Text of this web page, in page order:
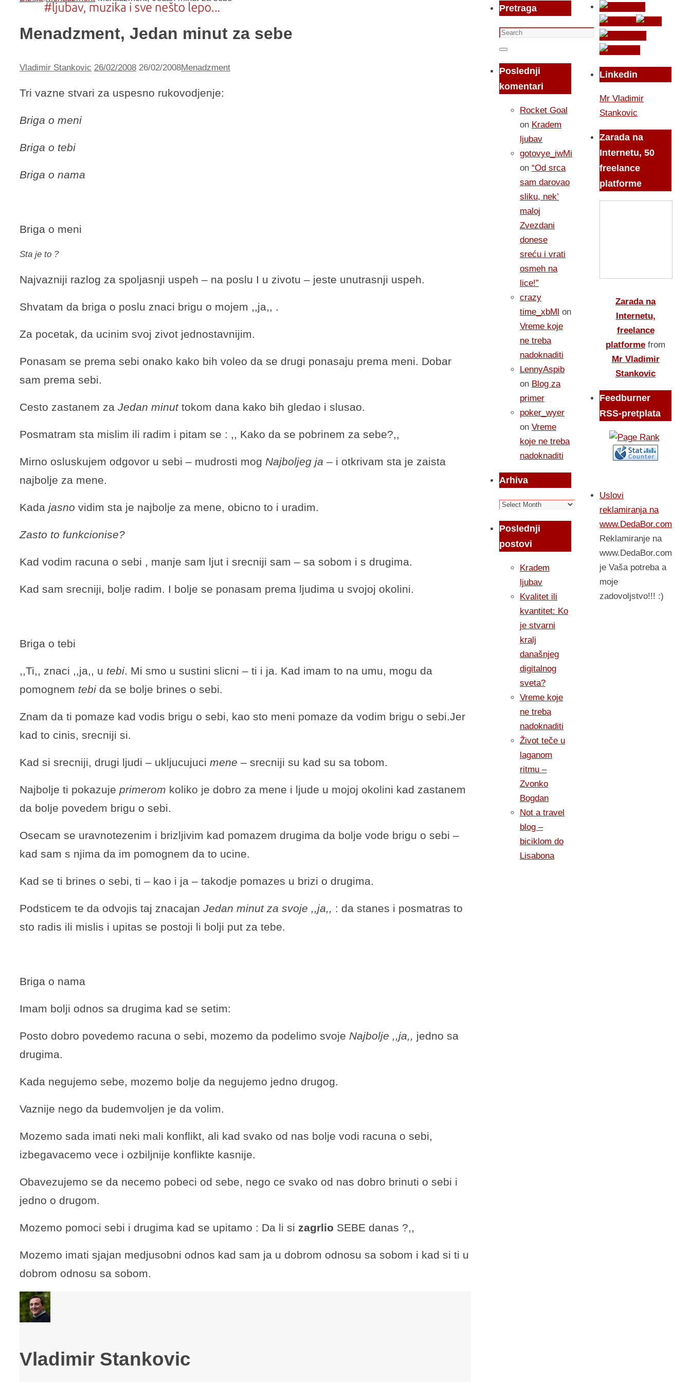
Menadzment, Jedan minut za sebe
Vladimir Stankovic 26/02/2008 26/02/2008Menadzment
Tri vazne stvari za uspesno rukovodjenje:
Briga o meni
Briga o tebi
Briga o nama
Briga o meni
Sta je to ?
Najvazniji razlog za spoljasnji uspeh – na poslu I u zivotu – jeste unutrasnji uspeh.
Shvatam da briga o poslu znaci brigu o mojem ,,ja,, .
Za pocetak, da ucinim svoj zivot jednostavnijim.
Ponasam se prema sebi onako kako bih voleo da se drugi ponasaju prema meni. Dobar
sam prema sebi.
Cesto zastanem za Jedan minuttokom dana kako bih gledao i slusao.
Posmatram sta mislim ili radim i pitam se : ,, Kako da se pobrinem za sebe?,,
Mirno osluskujem odgovor u sebi – mudrosti mog Najboljeg ja – i otkrivam sta je zaista
najbolje za mene.
Kada jasno vidim sta je najbolje za mene, obicno to i uradim.
Zasto to funkcionise?
Kad vodim racuna o sebi , manje sam ljut i srecniji sam – sa sobom i s drugima.
Kad sam srecniji, bolje radim. I bolje se ponasam prema ljudima u svojoj okolini.
Briga o tebi
,,Ti,, znaci ,,ja,, u tebi. Mi smo u sustini slicni – ti i ja. Kad imam to na umu, mogu da
pomognem tebi da se bolje brines o sebi.
Znam da ti pomaze kad vodis brigu o sebi, kao sto meni pomaze da vodim brigu o sebi.Jer
kad to cinis, srecniji si.
Kad si srecniji, drugi ljudi – ukljucujuci mene – srecniji su kad su sa tobom.
Najbolje ti pokazuje primerom koliko je dobro za mene i ljude u mojoj okolini kad zastanem
da bolje povedem brigu o sebi.
Osecam se uravnotezenim i brizljivim kad pomazem drugima da bolje vode brigu o sebi –
kad sam s njima da im pomognem da to ucine.
Kad se ti brines o sebi, ti – kao i ja – takodje pomazes u brizi o drugima.
Podsticem te da odvojis taj znacajan Jedan minut za svoje ,,ja,, : da stanes i posmatras to
sto radis ili mislis i upitas se postoji li bolji put za tebe.
Briga o nama
Imam bolji odnos sa drugima kad se setim:
Posto dobro povedemo racuna o sebi, mozemo da podelimo svoje Najbolje ,,ja,, jedno sa
drugima.
Kada negujemo sebe, mozemo bolje da negujemo jedno drugog.
Vaznije nego da budemvoljen je da volim.
Mozemo sada imati neki mali konflikt, ali kad svako od nas bolje vodi racuna o sebi,
izbegavacemo vece i ozbiljnije konflikte kasnije.
Obavezujemo se da necemo pobeci od sebe, nego ce svako od nas dobro brinuti o sebi i
jedno o drugom.
Mozemo pomoci sebi i drugima kad se upitamo : Da li si zagrlio SEBE danas ?,,
Mozemo imati sjajan medjusobni odnos kad sam ja u dobrom odnosu sa sobom i kad si ti u
dobrom odnosu sa sobom.
Vladimir Stankovic
Pretraga
Search
for:
Search
Poslednji
komentari
Rocket Goal
on Kradem
ljubav
gotovye_iwMi
on “Od srca
sam darovao
sliku, nek’
maloj
Zvezdani
donese
sreću i vrati
osmeh na
lice!”
crazy
time_xbMl on
Vreme koje
ne treba
nadoknaditi
LennyAspib
on Blog za
primer
poker_wyer
on Vreme
koje ne treba
nadoknaditi
Arhiva
Arhiva
Poslednji
postovi
Kradem
ljubav
Kvalitet ili
kvantitet: Ko
je stvarni
kralj
današnjeg
digitalnog
sveta?
Vreme koje
ne treba
nadoknaditi
Život teče u
laganom
ritmu –
Zvonko
Bogdan
Not a travel
blog –
biciklom do
Lisabona
Linkedin
Mr Vladimir
Stankovic
Zarada na
Internetu, 50
freelance
platforme
Zarada na
Internetu,
freelance
platforme from
Mr Vladimir
Stankovic
Feedburner
RSS-pretplata
Uslovi
reklamiranja na
www.DedaBor.com
Reklamiranje na
www.DedaBor.com
je Vaša potreba a
moje
zadovoljstvo!!! :)